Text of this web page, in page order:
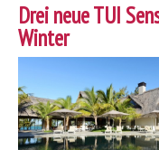
Drei neue TUI
Winter